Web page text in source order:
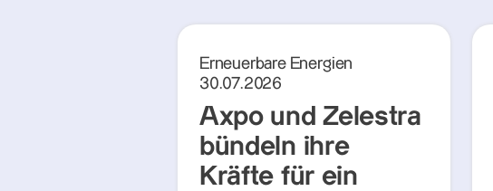
Erneuerbare Energien
30.07.2026
Axpo und Zelestra
bündeln ihre
Kräfte für ein